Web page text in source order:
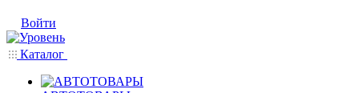
Войти
Каталог